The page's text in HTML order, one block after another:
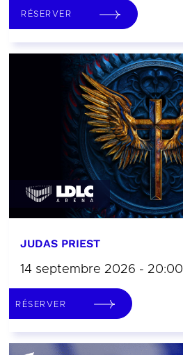
RÉSERVER
JUDAS PRIEST
14 septembre 2026 - 20:00
RÉSERVER